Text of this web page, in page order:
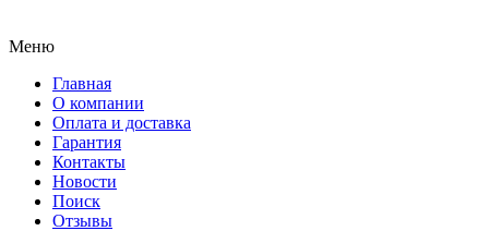
Меню
Главная
О компании
Оплата и доставка
Гарантия
Контакты
Новости
Поиск
Отзывы